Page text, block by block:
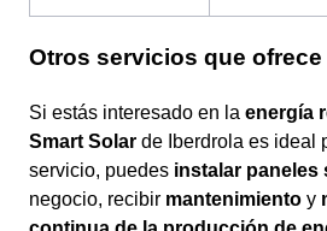
Otros servicios que
Si estás interesado en la energía
Smart Solar de Iberdrola es ideal
servicio, puedes instalar paneles
negocio, recibir mantenimiento y